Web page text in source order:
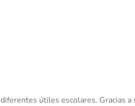
útiles escolares. Gracias